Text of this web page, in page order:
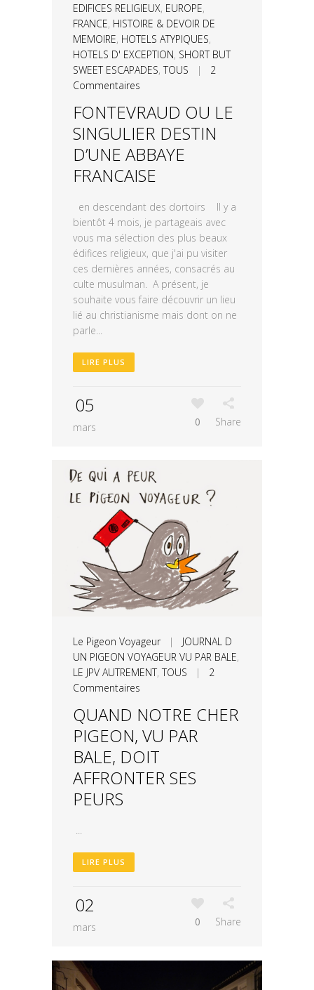
EDIFICES RELIGIEUX, EUROPE,
FRANCE, HISTOIRE & DEVOIR DE
MEMOIRE, HOTELS ATYPIQUES,
HOTELS D' EXCEPTION, SHORT BUT
SWEET ESCAPADES,TOUS | 2
Commentaires
FONTEVRAUD OU LE
SINGULIER DESTIN
D’UNE ABBAYE
FRANCAISE
en descendant des dortoirs Il y a
bientôt 4 mois, je partageais avec
vous ma sélection des plus beaux
édifices religieux, que j'ai pu visiter
ces dernières années, consacrés au
culte musulman. A présent, je
souhaite vous faire découvrir un lieu
lié au christianisme mais dont on ne
parle...
LIRE PLUS
05
mars 0 Share
Le Pigeon Voyageur| JOURNAL D
UN PIGEON VOYAGEUR VU PAR BALE,
LE JPV AUTREMENT,TOUS | 2
Commentaires
QUAND NOTRE CHER
PIGEON, VU PAR
BALE, DOIT
AFFRONTER SES
PEURS
...
LIRE PLUS
02
mars 0 Share